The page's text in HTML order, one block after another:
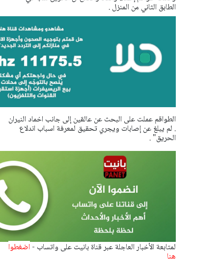
الطابق الثاني من المنزل .
الطواقم عملت على البحث عن عالقين إلى جانب اخماد النيران
. لم يبلغ عن إصابات ويجري تحقيق لمعرفة اسباب اندلاع
الحريق" .
لمتابعة الأخبار العاجلة عبر قناة بانيت على واتساب - اضغطوا
هنا